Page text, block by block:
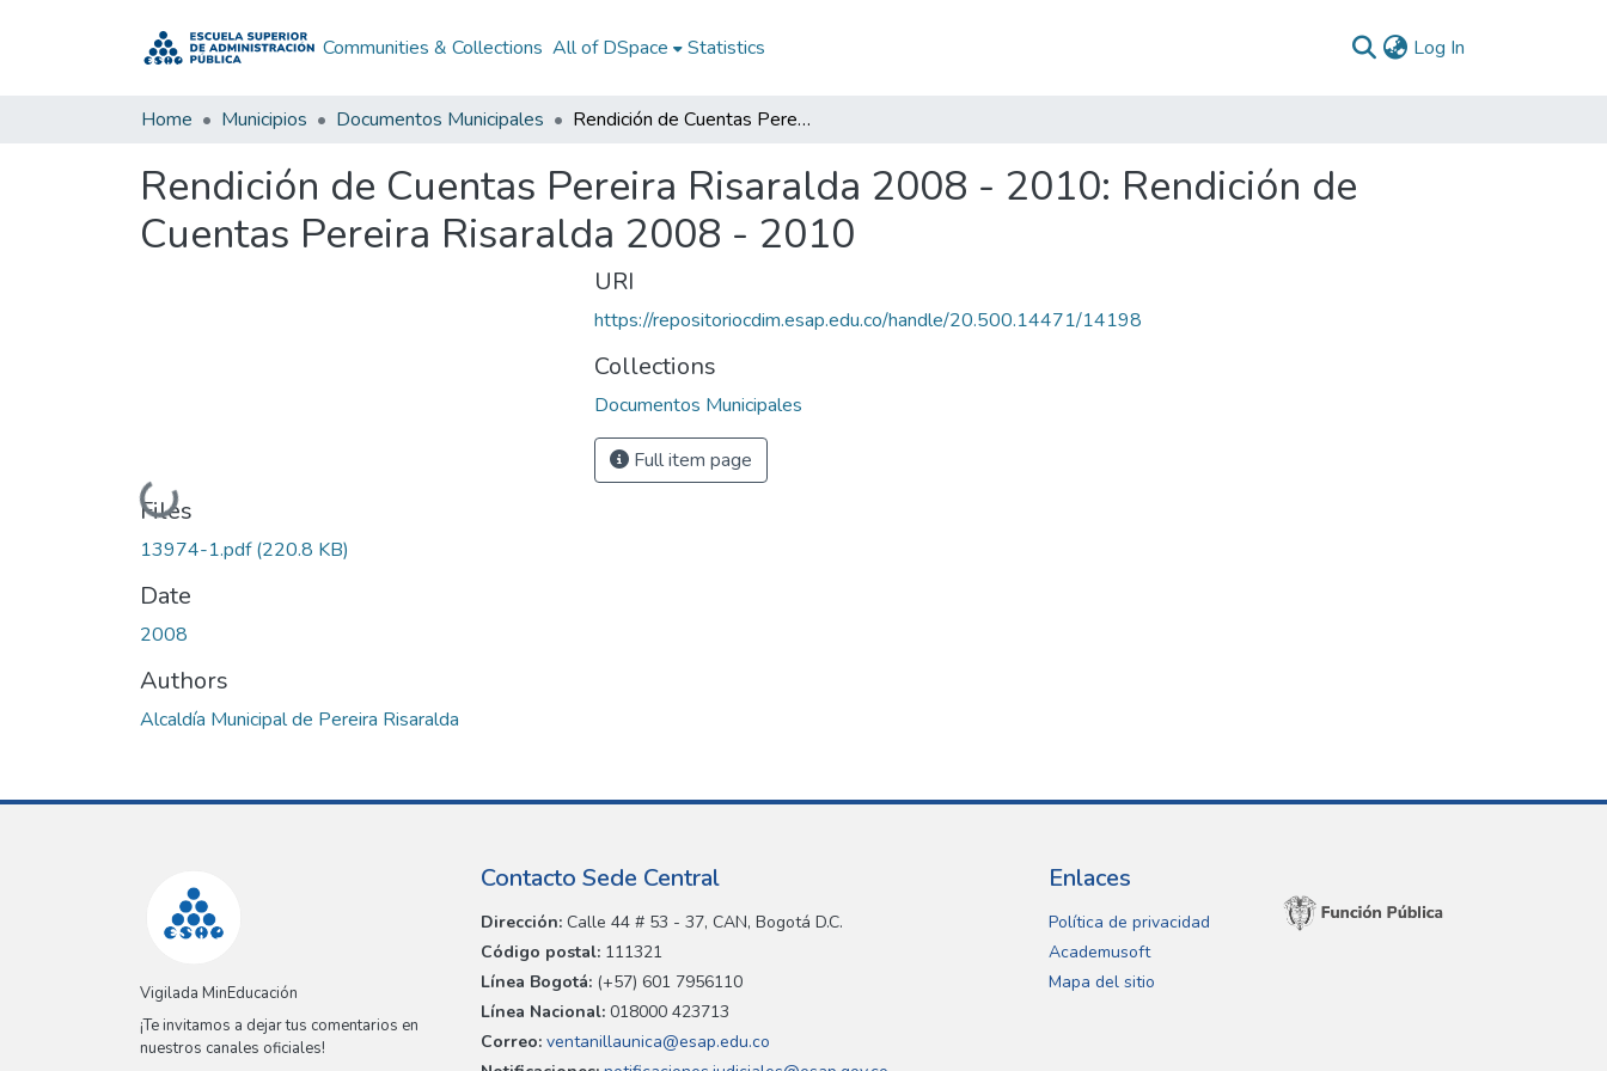
Communities & Collections All of DSpace Statistics Log In
Home Municipios Documentos Municipales Rendición de Cuentas Pereira Risaralda 2008 - 2010: Rendición de Cuentas Pereira Risaralda 2008 - 2010
Rendición de Cuentas Pereira Risaralda 2008 - 2010: Rendición de
Cuentas Pereira Risaralda 2008 - 2010
Loading...
Files
13974-1.pdf(220.8 KB)
Date
2008
Authors
Alcaldía Municipal de Pereira Risaralda
URI
https://repositoriocdim.esap.edu.co/handle/20.500.14471/14198
Collections
Documentos Municipales
Full item page
Vigilada MinEducación
¡Te invitamos a dejar tus comentarios en
nuestros canales oficiales!
Contacto Sede Central
Dirección: Calle 44 # 53 - 37, CAN, Bogotá D.C.
Código postal: 111321
Línea Bogotá: (+57) 601 7956110
Línea Nacional: 018000 423713
Correo: ventanillaunica@esap.edu.co
Enlaces
Política de privacidad
Academusoft
Mapa del sitio